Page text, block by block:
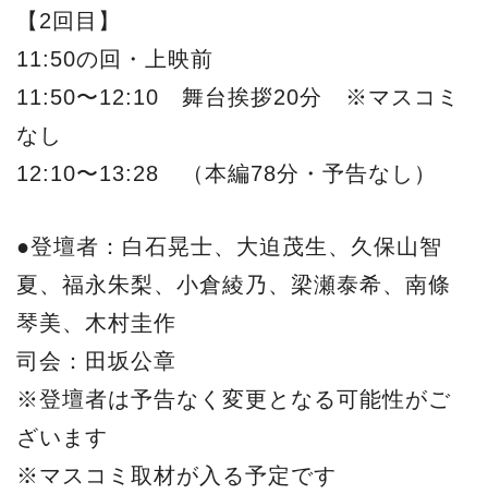
【2回目】
11:50の回・上映前
11:50〜12:10 舞台挨拶20分 ※マスコミ
なし
12:10〜13:28 （本編78分・予告なし）
●登壇者：白石晃士、大迫茂生、久保山智
夏、福永朱梨、小倉綾乃、梁瀬泰希、南條
琴美、木村圭作
司会：田坂公章
※登壇者は予告なく変更となる可能性がご
ざいます
※マスコミ取材が入る予定です